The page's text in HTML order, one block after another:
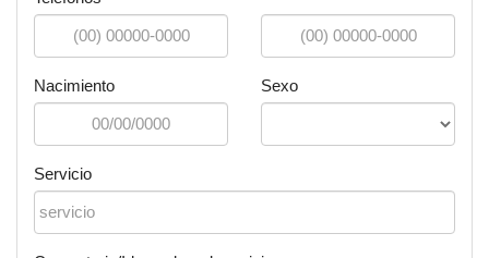
Nacimiento Sexo
Servicio